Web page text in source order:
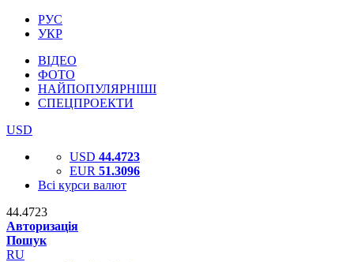
РУС
УКР
ВІДЕО
ФОТО
НАЙПОПУЛЯРНІШІ
СПЕЦПРОЕКТИ
USD
USD 44.4723
EUR 51.3096
Всі курси валют
44.4723
Авторизація
Пошук
RU